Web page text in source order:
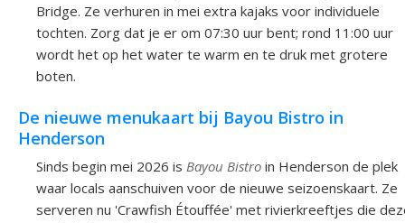
Bridge. Ze verhuren in mei extra kajaks voor individuele
tochten. Zorg dat je er om 07:30 uur bent; rond 11:00 uur
wordt het op het water te warm en te druk met grotere
boten.
De nieuwe menukaart bij Bayou Bistro in
Henderson
Sinds begin mei 2026 is Bayou Bistro in Henderson de plek
waar locals aanschuiven voor de nieuwe seizoenskaart. Ze
serveren nu 'Crawfish Étouffée' met rivierkreeftjes die